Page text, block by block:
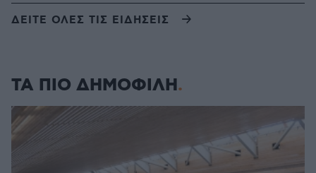
ΔΕΙΤΕ ΟΛΕΣ ΤΙΣ ΕΙΔΗΣΕΙΣ
ΤΑ ΠΙΟ ΔΗΜΟΦΙΛΗ